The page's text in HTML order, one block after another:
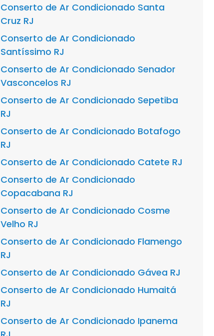
Conserto de Ar Condicionado Santa
Cruz RJ
Conserto de Ar Condicionado
Santíssimo RJ
Conserto de Ar Condicionado Senador
Vasconcelos RJ
Conserto de Ar Condicionado Sepetiba
RJ
Conserto de Ar Condicionado Botafogo
RJ
Conserto de Ar Condicionado Catete RJ
Conserto de Ar Condicionado
Copacabana RJ
Conserto de Ar Condicionado Cosme
Velho RJ
Conserto de Ar Condicionado Flamengo
RJ
Conserto de Ar Condicionado Gávea RJ
Conserto de Ar Condicionado Humaitá
RJ
Conserto de Ar Condicionado Ipanema